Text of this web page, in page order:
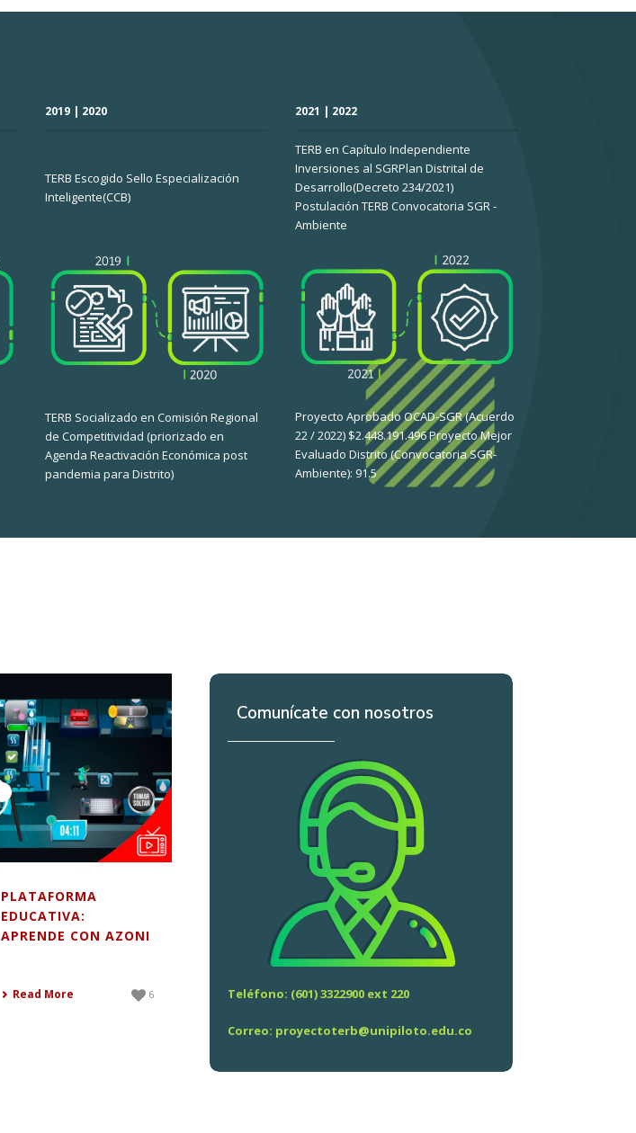
2019 | 2020
TERB Escogido Sello Especialización
Inteligente(CCB)
TERB Socializado en Comisión Regional
de Competitividad (priorizado en
Agenda Reactivación Económica post
pandemia para Distrito)
2021 | 2022
TERB en Capítulo Independiente
Inversiones al SGRPlan Distrital de
Desarrollo(Decreto 234/2021)
Postulación TERB Convocatoria SGR -
Ambiente
Proyecto Aprobado OCAD-SGR (Acuerdo
22 / 2022) $2.448.191.496 Proyecto Mejor
Evaluado Distrito (Convocatoria SGR-
Ambiente): 91.5
PLATAFORMA
EDUCATIVA:
APRENDE CON AZONI
Read More 6
Comunícate con nosotros
Teléfono: (601)3322900 ext 220
Correo: proyectoterb@unipiloto.edu.co